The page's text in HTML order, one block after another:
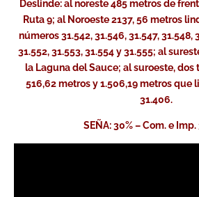
Deslinde: al noreste 485 metros de
Ruta 9; al Noroeste 2137, 56 metros
números 31.542, 31.546, 31.547, 31.548,
31.552, 31.553, 31.554 y 31.555; al
la Laguna del Sauce; al suroeste, dos
516,62 metros y 1.506,19 metros que
31.406.
SEÑA: 30% – Com. e Imp.